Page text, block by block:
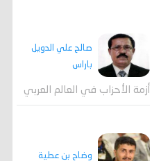
صالح علي الدويل
باراس
أزمة الأحزاب في العالم العربي
وضاح بن عطية